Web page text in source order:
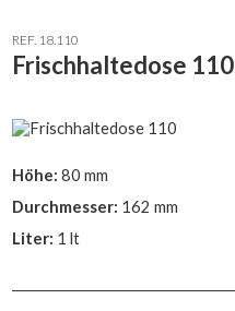
REF. 18.110
Frischhaltedose 110
Höhe: 80 mm
Durchmesser: 162 mm
Liter: 1 lt